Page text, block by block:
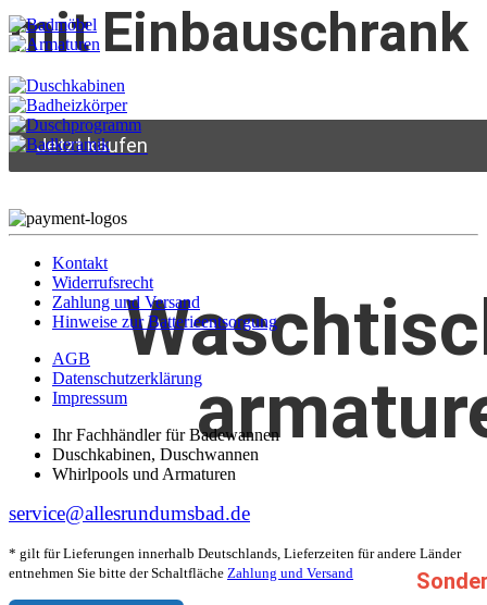
mit Einbauschrank
Jetzt kaufen
Kontakt
Widerrufsrecht
Zahlung und Versand
Hinweise zur Batterieentsorgung
AGB
Datenschutzerklärung
Impressum
Ihr Fachhändler für Badewannen
Duschkabinen, Duschwannen
Whirlpools und Armaturen
service@allesrundumsbad.de
* gilt für Lieferungen innerhalb Deutschlands, Lieferzeiten für andere Länder
entnehmen Sie bitte der Schaltfläche Zahlung und Versand